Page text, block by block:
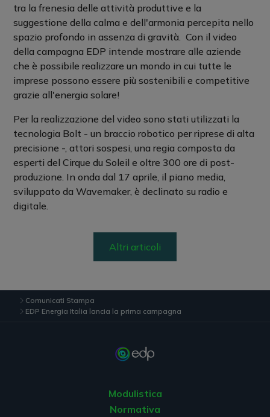
tra la frenesia delle attività produttive e la
suggestione della calma e dell'armonia percepita nello
spazio profondo in assenza di gravità. Con il video
della campagna EDP intende mostrare alle aziende
che è possibile realizzare un mondo in cui tutte le
imprese possono essere più sostenibili e competitive
grazie all'energia solare!
Per la realizzazione del video sono stati utilizzati la
tecnologia Bolt - un braccio robotico per riprese di alta
precisione -, attori sospesi, una regia composta da
esperti del Cirque du Soleil e oltre 300 ore di post-
produzione. In onda dal 17 aprile, il piano media,
sviluppato da Wavemaker, è declinato su radio e
digitale.
Altri articoli
Comunicati Stampa
EDP Energia Italia lancia la prima campagna
Modulistica
Normativa